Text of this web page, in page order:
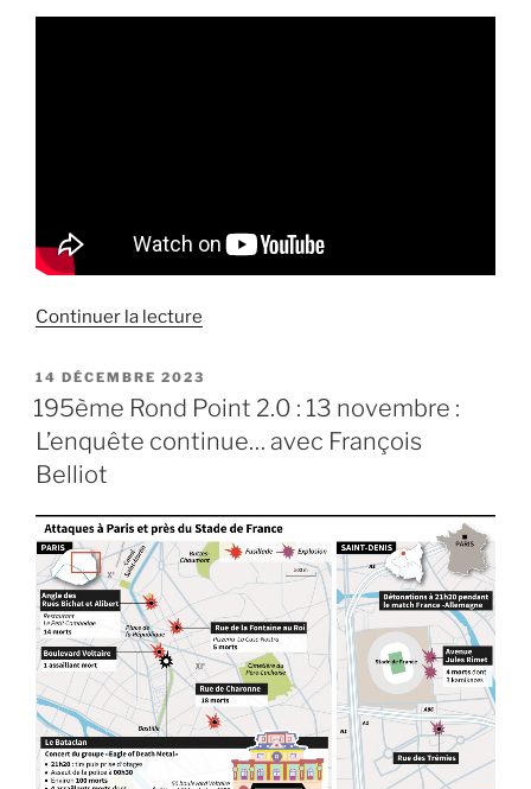
Continuer la lecture
sur
« Halterophilo »
à
propos
massacre
de
Charlie
Hebdo »
PUBLIÉ
LE
14 DÉCEMBRE 2023
195ème Rond Point 2.0 : 13 novembre :
L’enquête continue… avec François
Belliot